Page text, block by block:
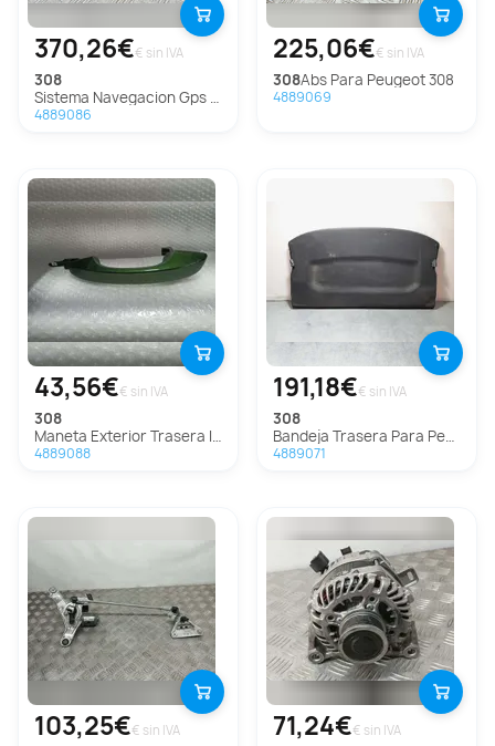
370,26€€ sin IVA
308
Sistema Navegacion Gps Para Peugeot 308
4889086
225,06€€ sin IVA
308 Abs Para Peugeot 308
4889069
43,56€€ sin IVA
308
Maneta Exterior Trasera Izquierda Para Peugeot 308
4889088
191,18€€ sin IVA
308
Bandeja Trasera Para Peugeot 308
4889071
103,25€€ sin IVA 71,24€€ sin IVA